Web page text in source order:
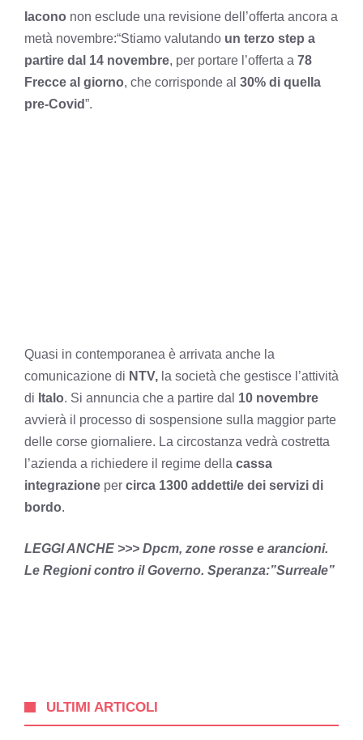
Iacono non esclude una revisione dell’offerta ancora a
metà novembre:“Stiamo valutando un terzo step a
partire dal 14 novembre, per portare l’offerta a 78
Frecce al giorno, che corrisponde al 30% di quella
pre-Covid”.
Quasi in contemporanea è arrivata anche la
comunicazione di NTV, la società che gestisce l’attività
di Italo. Si annuncia che a partire dal 10 novembre
avvierà il processo di sospensione sulla maggior parte
delle corse giornaliere. La circostanza vedrà costretta
l’azienda a richiedere il regime della cassa
integrazione per circa 1300 addetti/e dei servizi di
bordo.
LEGGI ANCHE >>> Dpcm, zone rosse e arancioni.
Le Regioni contro il Governo. Speranza:”Surreale”
ULTIMI ARTICOLI